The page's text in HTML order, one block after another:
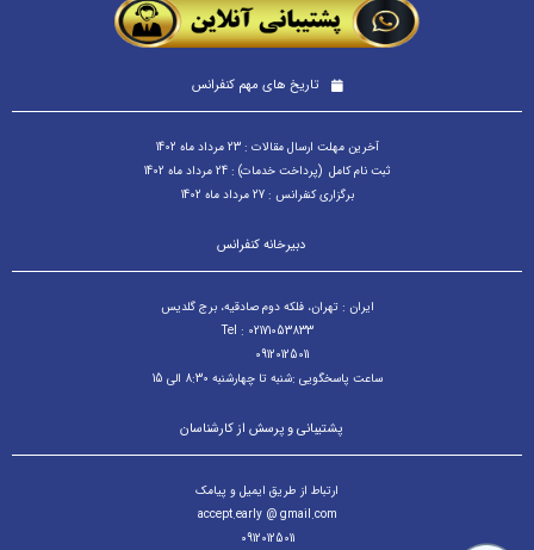
تاریخ های مهم کنفرانس
آخرین مهلت ارسال مقالات : 23 مرداد ماه 1402
ثبت نام کامل (پرداخت خدمات) : 24 مرداد ماه 1402
برگزاری کنفرانس : 27 مرداد ماه 1402
دبیرخانه کنفرانس
ایران : تهران، فلکه دوم صادقیه، برج گلدیس
Tel : 02171053833
09120125011
ساعت پاسخگویی :شنبه تا چهارشنبه 8:30 الی 15
پشتیبانی و پرسش از کارشناسان
ارتباط از طریق ایمیل و پیامک
accept.early @ gmail.com
09120125011